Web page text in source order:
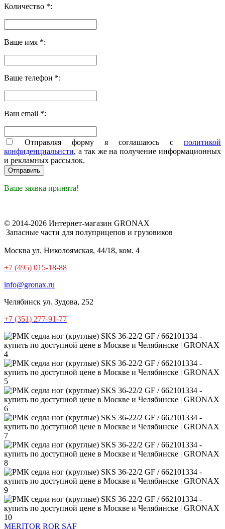
Количество *:
Ваше имя *:
Ваше телефон *:
Ваш email *:
Отправляя форму я соглашаюсь с политикой
конфиденциальнсти, а так же на получение информационных
и рекламных рассылок.
Ваше заявка принята!
© 2014-2026 Интернет-магазин GRONAX
Запасные части для полуприцепов и грузовиков
Москва ул. Николоямская, 44/18, ком. 4
+7 (495) 015-18-88
info@gronax.ru
Челябинск ул. Зудова, 252
+7 (351) 277-91-77
MERITOR ROR SAF